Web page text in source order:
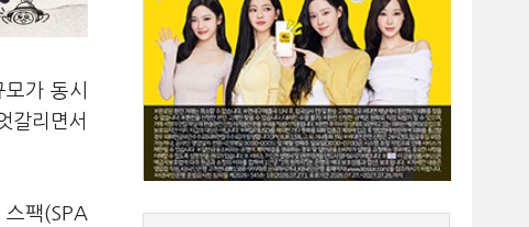
가 동시
갈리면서
팩(SPA